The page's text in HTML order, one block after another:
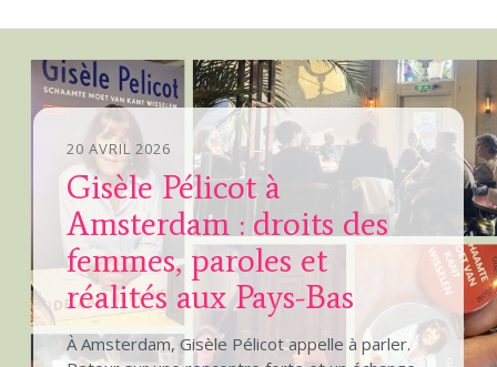
20 AVRIL 2026
Gisèle Pélicot à
Amsterdam : droits des
femmes, paroles et
réalités aux Pays-Bas
À Amsterdam, Gisèle Pélicot appelle à parler.